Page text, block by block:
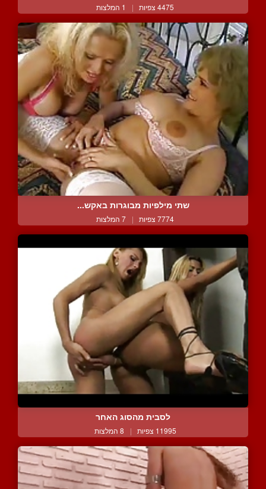
4475 צפיות | 1 המלצות
שתי מילפיות מבוגרות באקש...
7774 צפיות | 7 המלצות
לסבית מהסוג האחר
11995 צפיות | 8 המלצות